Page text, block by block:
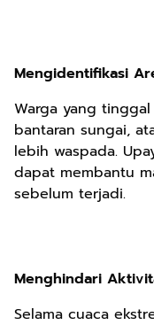
Mengidentifikasi
Warga yang
bantaran sungai,
lebih waspada.
dapat membantu
sebelum terjadi.
Menghindari
Selama cuaca